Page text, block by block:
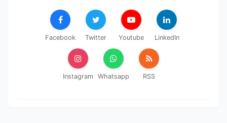
Facebook Twitter Youtube LinkedIn
Instagram Whatsapp RSS